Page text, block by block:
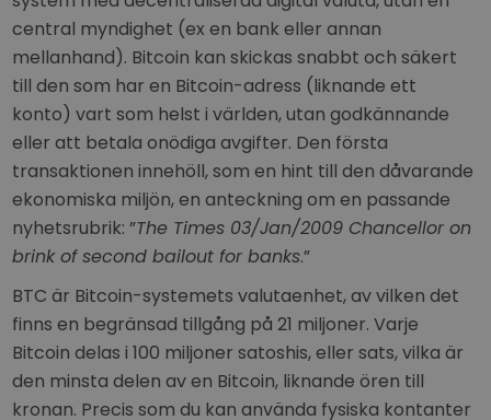
central myndighet (ex en bank eller annan
mellanhand). Bitcoin kan skickas snabbt och säkert
till den som har en Bitcoin-adress (liknande ett
konto) vart som helst i världen, utan godkännande
eller att betala onödiga avgifter. Den första
transaktionen innehöll, som en hint till den dåvarande
ekonomiska miljön, en anteckning om en passande
nyhetsrubrik: ”The Times 03/Jan/2009 Chancellor on
brink of second bailout for banks.”
BTC är Bitcoin-systemets valutaenhet, av vilken det
finns en begränsad tillgång på 21 miljoner. Varje
Bitcoin delas i 100 miljoner satoshis, eller sats, vilka är
den minsta delen av en Bitcoin, liknande ören till
kronan. Precis som du kan använda fysiska kontanter